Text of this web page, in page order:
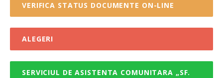
VERIFICA STATUS DOCUMENTE ON-LINE
ALEGERI
SERVICIUL DE ASISTENTA COMUNITARA „SF.